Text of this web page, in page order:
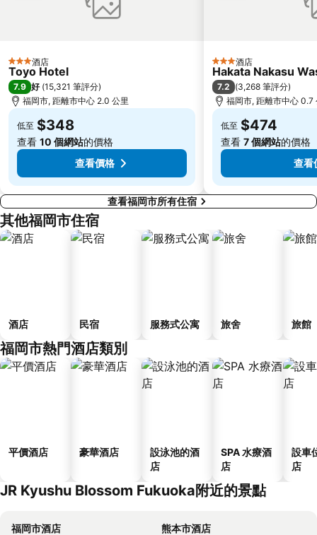
3 星級酒店
Toyo Hotel
7.9 好 (15,321 筆評分)
福岡市, 距離市中心 2.0 公里
低至 $348
查看 10 個網站的價格
查看價格
3 星級酒店
Hakata Nakasu
7.2 (3,268 筆評分)
福岡市, 距離市中心 0.7
低至 $474
查看 7 個網站的價格
查看
查看福岡市所有住宿
其他福岡市住宿
酒店 民宿 服務式公寓 旅舍 旅館
福岡市熱門酒店類別
平價酒店 豪華酒店
設泳池的酒
店
SPA 水療酒
店
設車
店
JR Kyushu Blossom Fukuoka附近的景點
福岡市酒店
熊本市酒店